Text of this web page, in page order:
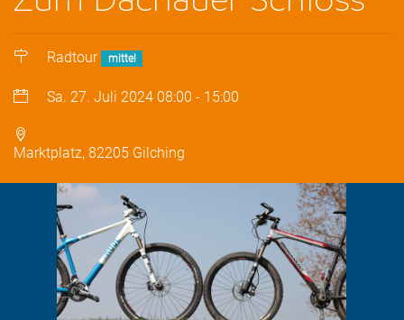
Radtour mittel
Sa. 27. Juli 2024 08:00 - 15:00
Marktplatz, 82205 Gilching